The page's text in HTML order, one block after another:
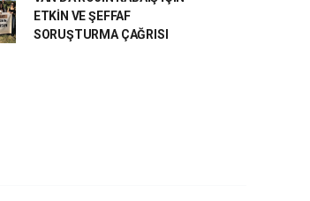
ETKİN VE ŞEFFAF
SORUŞTURMA ÇAĞRISI